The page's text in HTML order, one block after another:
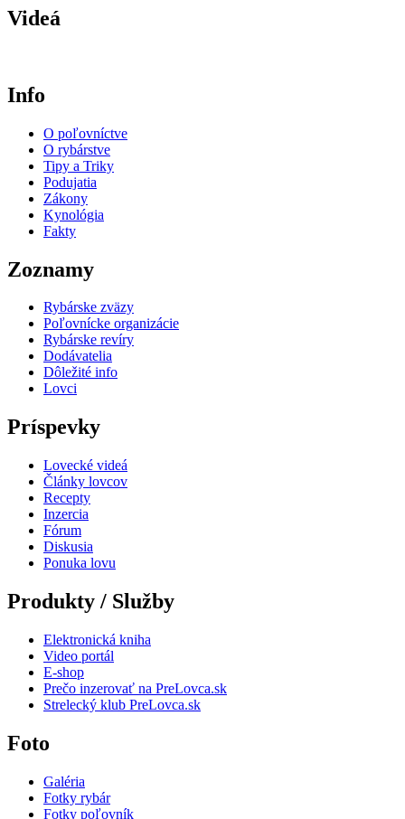
Videá
Info
O poľovníctve
O rybárstve
Tipy a Triky
Podujatia
Zákony
Kynológia
Fakty
Zoznamy
Rybárske zväzy
Poľovnícke organizácie
Rybárske revíry
Dodávatelia
Dôležité info
Lovci
Príspevky
Lovecké videá
Články lovcov
Recepty
Inzercia
Fórum
Diskusia
Ponuka lovu
Produkty / Služby
Elektronická kniha
Video portál
E-shop
Prečo inzerovať na PreLovca.sk
Strelecký klub PreLovca.sk
Foto
Galéria
Fotky rybár
Fotky poľovník